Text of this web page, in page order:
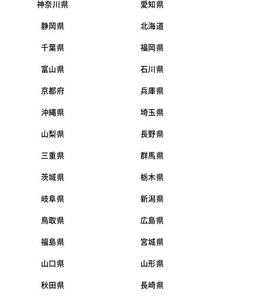
神奈川県 愛知県
静岡県 北海道
千葉県 福岡県
富山県 石川県
京都府 兵庫県
沖縄県 埼玉県
山梨県 長野県
三重県 群馬県
茨城県 栃木県
岐阜県 新潟県
鳥取県 広島県
福島県 宮城県
山口県 山形県
秋田県 長崎県